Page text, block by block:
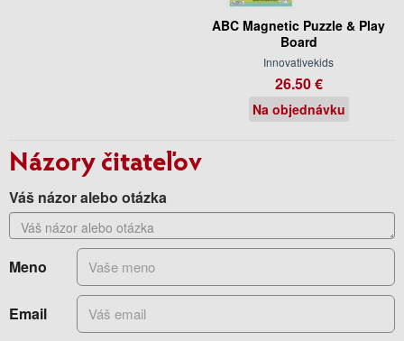
ABC Magnetic Puzzle & Play
Board
Innovativekids
26.50 €
Na objednávku
Názory čitateľov
Váš názor alebo otázka
Meno
Email